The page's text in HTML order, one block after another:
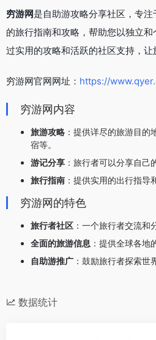
穷游网是自助游攻略分享社区，专
的旅行指南和攻略，帮助您以独立
过实用的攻略和活跃的社区支持，让
穷游网官网网址： https://
穷游网内容
旅游攻略 ：提供详尽的旅游目的
宿等。
游记分享 ：旅行者可以分享自己
旅行指南 ：提供实用的出行指导
穷游网的特色
旅行者社区 ：一个旅行者交流和
全面的旅游信息 ：提供全球各地
自助游推广 ：鼓励旅行者探索世
数据统计